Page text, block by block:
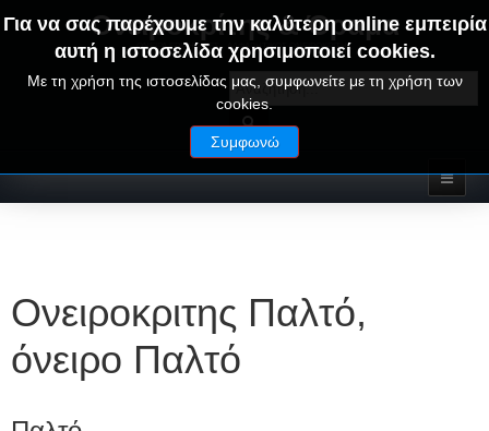
Ονειροκρίτης & Όραμα
ΟΝΕΙΡΑ ΕΡΜΗΝΕΙΕΣ - ΑΛΦΑΒΗΤΙΚΟΣ ΟΝΕΙΡΟΚΡΙΤΗΣ
Για να σας παρέχουμε την καλύτερη online εμπειρία
αυτή η ιστοσελίδα χρησιμοποιεί cookies.
Με τη χρήση της ιστοσελίδας μας, συμφωνείτε με τη χρήση των
cookies.
Συμφωνώ
Ονειροκριτης Παλτό,
όνειρο Παλτό